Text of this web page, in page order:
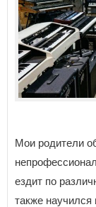
Мои родители
ездит по
также научился